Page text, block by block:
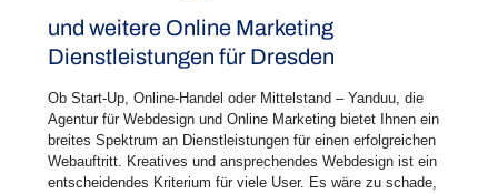
und weitere Online Marketing
Dienstleistungen für Dresden
Ob Start-Up, Online-Handel oder Mittelstand – Yanduu, die
Agentur für Webdesign und Online Marketing bietet Ihnen ein
breites Spektrum an Dienstleistungen für einen erfolgreichen
Webauftritt. Kreatives und ansprechendes Webdesign ist ein
entscheidendes Kriterium für viele User. Es wäre zu schade,